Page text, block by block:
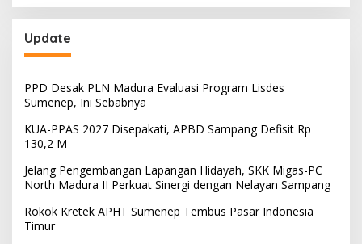
Update
PPD Desak PLN Madura Evaluasi Program Lisdes
Sumenep, Ini Sebabnya
KUA-PPAS 2027 Disepakati, APBD Sampang Defisit Rp
130,2 M
Jelang Pengembangan Lapangan Hidayah, SKK Migas-PC
North Madura II Perkuat Sinergi dengan Nelayan Sampang
Rokok Kretek APHT Sumenep Tembus Pasar Indonesia
Timur